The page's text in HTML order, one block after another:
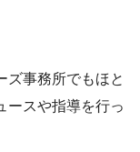
ズ事務所でもほと
ースや指導を行っ